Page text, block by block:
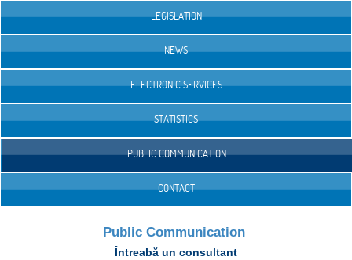
LEGISLATION
NEWS
ELECTRONIC SERVICES
STATISTICS
PUBLIC COMMUNICATION
CONTACT
Public Communication
Întreabă un consultant